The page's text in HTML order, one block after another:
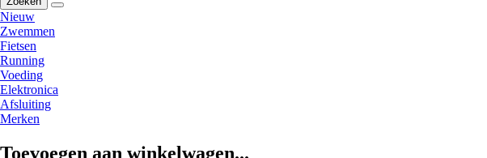
Nieuw
Zwemmen
Fietsen
Running
Voeding
Elektronica
Afsluiting
Merken
Toevoegen aan winkelwagen...